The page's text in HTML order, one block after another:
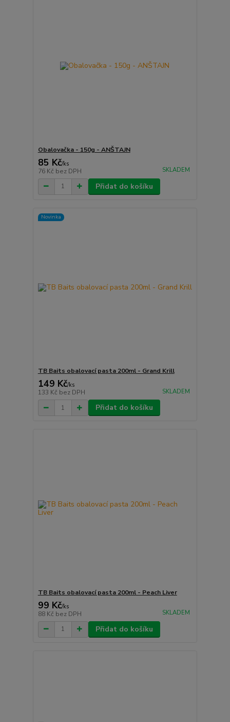
Obalovačka - 150g - ANŠTAJN
85 Kč/ks
76 Kč bez DPH SKLADEM
Přidat do košíku
Novinka
TB Baits obalovací pasta 200ml - Grand Krill
149 Kč/ks
133 Kč bez DPH SKLADEM
Přidat do košíku
TB Baits obalovací pasta 200ml - Peach Liver
99 Kč/ks
88 Kč bez DPH SKLADEM
Přidat do košíku